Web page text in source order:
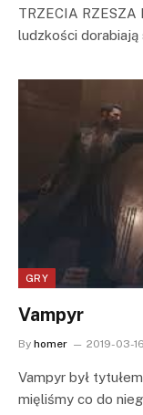
TRZECIA
ludzkości dorabiają
GRY
Vampyr
By homer 2019-03-16
Vampyr był
mięliśmy co do